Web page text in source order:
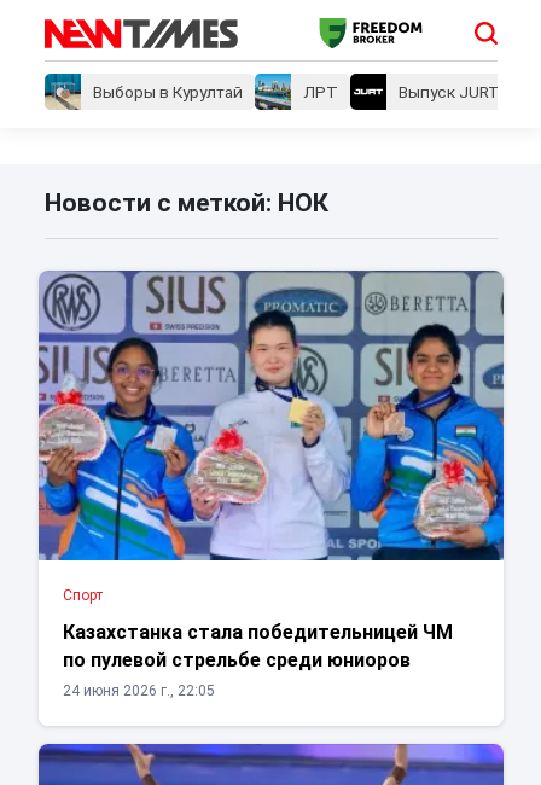
Выборы в Курултай ЛРТ Выпуск JURT
Новости с меткой: НОК
Спорт
Казахстанка стала победительницей ЧМ
по пулевой стрельбе среди юниоров
24 июня 2026 г., 22:05